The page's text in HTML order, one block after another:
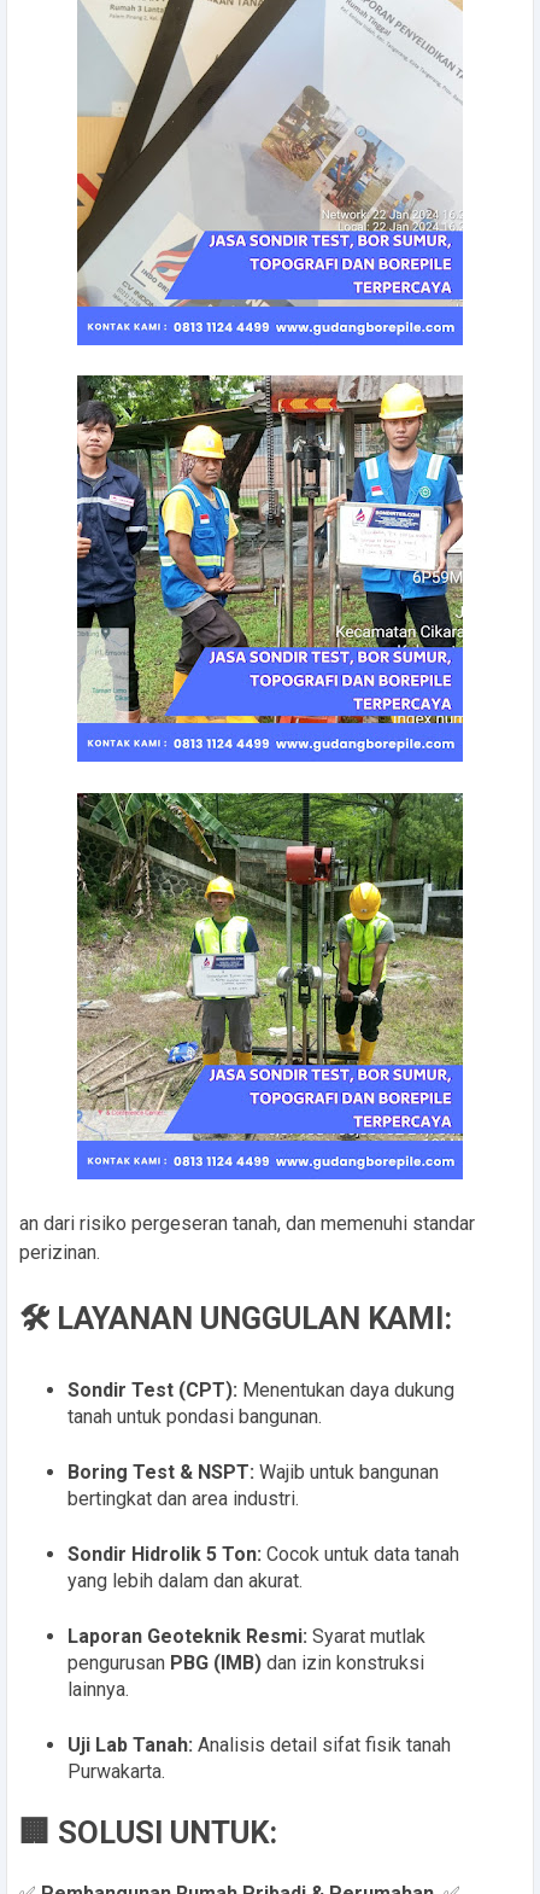
an dari risiko pergeseran tanah, dan memenuhi standar
perizinan.
🛠️ LAYANAN UNGGULAN KAMI:
Sondir Test (CPT): Menentukan daya dukung
tanah untuk pondasi bangunan.
Boring Test & NSPT: Wajib untuk bangunan
bertingkat dan area industri.
Sondir Hidrolik 5 Ton: Cocok untuk data tanah
yang lebih dalam dan akurat.
Laporan Geoteknik Resmi: Syarat mutlak
pengurusan PBG (IMB) dan izin konstruksi
lainnya.
Uji Lab Tanah: Analisis detail sifat fisik tanah
Purwakarta.
🏢 SOLUSI UNTUK: